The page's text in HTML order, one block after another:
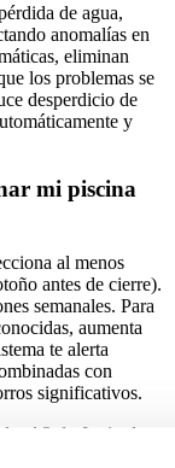
de agua,
anomalías en
eliminan
los problemas se
desperdicio de
y
mi piscina
al menos
antes de cierre).
semanales. Para
aumenta
te alerta
con
significativos.
el 2 de Junio de